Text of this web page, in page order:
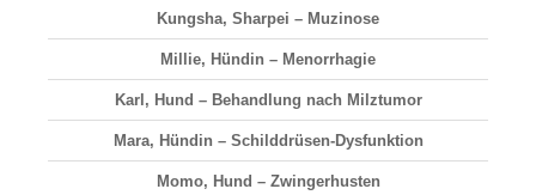
Kungsha, Sharpei – Muzinose
Millie, Hündin – Menorrhagie
Karl, Hund – Behandlung nach Milztumor
Mara, Hündin – Schilddrüsen-Dysfunktion
Momo, Hund – Zwingerhusten